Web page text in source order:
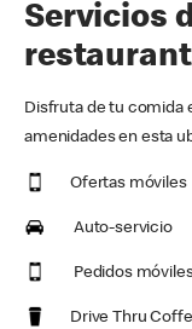
Servicios
Disfruta de tu comida
amenidades en esta
Ofertas móviles
Auto-servicio
Pedidos
Drive Thru